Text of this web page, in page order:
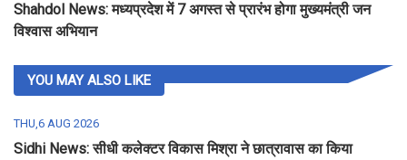
Shahdol News: मध्यप्रदेश में 7 अगस्त से प्रारंभ होगा मुख्यमंत्री जन
विश्वास अभियान
YOU MAY ALSO LIKE
THU,6 AUG 2026
Sidhi News: सीधी कलेक्टर विकास मिश्रा ने छात्रावास का किया